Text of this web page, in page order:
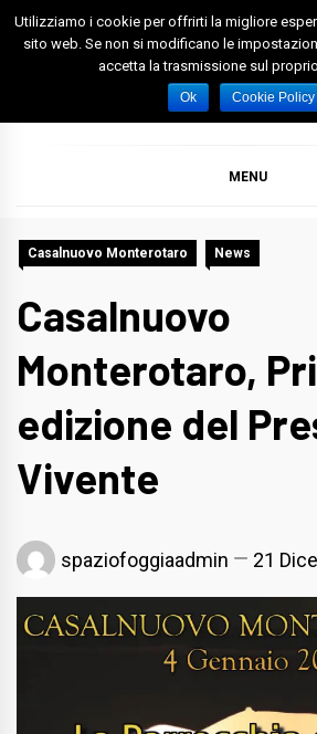
Skip
Spazio
Foggia News Calcio Eventi e
MENU
Casalnuovo Monterotaro News
Casalnuovo
Monterotaro,
edizione del
Vivente
spaziofoggiaadmin 21
Utilizziamo i cookie per offrirti la migliore
sito web. Se non si modificano le
accetta la trasmissione sul
Ok Cookie Policy